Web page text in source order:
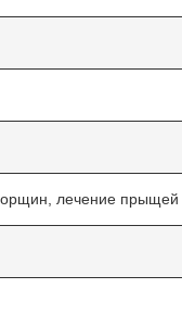
лечение прыщей